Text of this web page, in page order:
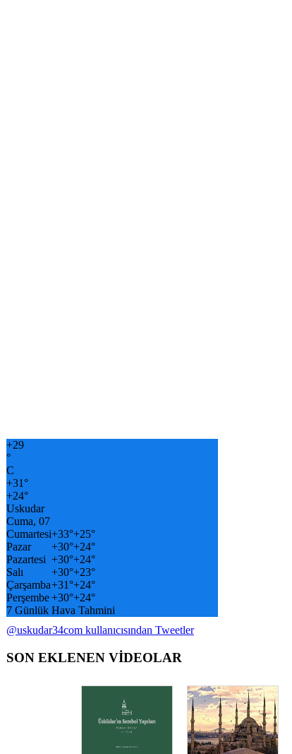
+29
°
C
+31°
+24°
Uskudar
Cuma, 07
Cumartesi+33°+25°
Pazar
+30°+24°
Pazartesi +30°+24°
Salı
+30°+23°
Çarşamba+31°+24°
Perşembe+30°+24°
7 Günlük Hava Tahmini
@uskudar34com kullanıcısından Tweetler
SON EKLENEN VİDEOLAR